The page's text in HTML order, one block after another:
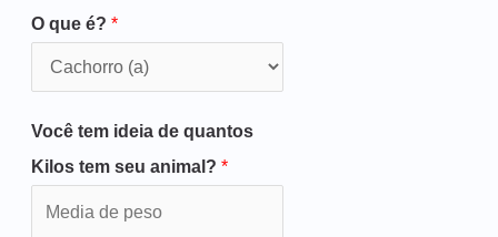
O que é? *
Você tem ideia de quantos
Kilos tem seu animal? *